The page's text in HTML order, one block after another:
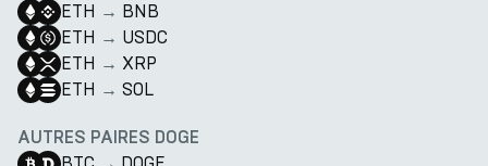
ETH → BNB
ETH → USDC
ETH → XRP
ETH → SOL
AUTRES PAIRES DOGE